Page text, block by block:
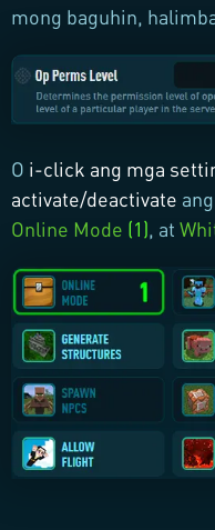
mong baguhin,
O i-click ang mga
activate/deactivate
Online Mode (1), at